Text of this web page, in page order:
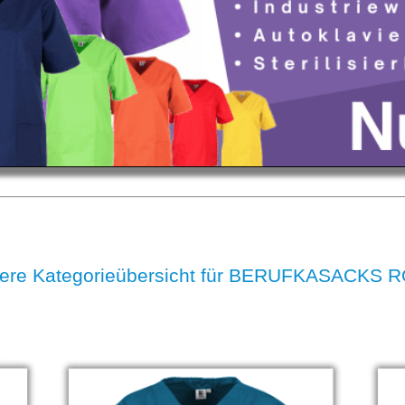
Kategorieübersicht für BERUFKASACKS